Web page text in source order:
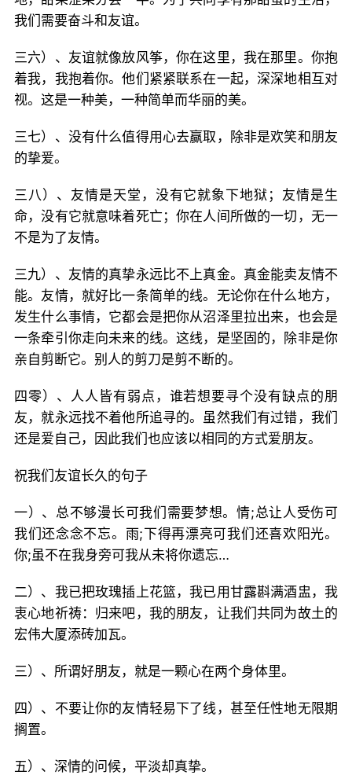
我们需要奋斗和友谊。
三六）、友谊就像放风筝，你在这里，我在那里。你抱
着我，我抱着你。他们紧紧联系在一起，深深地相互对
视。这是一种美，一种简单而华丽的美。
三七）、没有什么值得用心去赢取，除非是欢笑和朋友
的挚爱。
三八）、友情是天堂，没有它就象下地狱；友情是生
命，没有它就意味着死亡；你在人间所做的一切，无一
不是为了友情。
三九）、友情的真挚永远比不上真金。真金能卖友情不
能。友情，就好比一条简单的线。无论你在什么地方，
发生什么事情，它都会是把你从沼泽里拉出来，也会是
一条牵引你走向未来的线。这线，是坚固的，除非是你
亲自剪断它。别人的剪刀是剪不断的。
四零）、人人皆有弱点，谁若想要寻个没有缺点的朋
友，就永远找不着他所追寻的。虽然我们有过错，我们
还是爱自己，因此我们也应该以相同的方式爱朋友。
祝我们友谊长久的句子
一）、总不够漫长可我们需要梦想。情;总让人受伤可
我们还念念不忘。雨;下得再漂亮可我们还喜欢阳光。
你;虽不在我身旁可我从未将你遗忘…
二）、我已把玫瑰插上花篮，我已用甘露斟满酒盅，我
衷心地祈祷：归来吧，我的朋友，让我们共同为故土的
宏伟大厦添砖加瓦。
三）、所谓好朋友，就是一颗心在两个身体里。
四）、不要让你的友情轻易下了线，甚至任性地无限期
搁置。
五）、深情的问候，平淡却真挚。